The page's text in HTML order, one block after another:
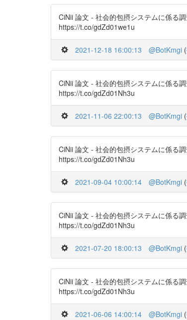
CiNii 論文 - 社会的包摂システムに係る
https://t.co/gdZd01we1u
2021-12-18 16:00:13 @BotKmgi (
CiNii 論文 - 社会的包摂システムに係る
https://t.co/gdZd01Nh3u
2021-11-06 22:00:13 @BotKmgi (
CiNii 論文 - 社会的包摂システムに係る
https://t.co/gdZd01Nh3u
2021-09-04 10:00:14 @BotKmgi (
CiNii 論文 - 社会的包摂システムに係る
https://t.co/gdZd01Nh3u
2021-07-20 18:00:13 @BotKmgi (
CiNii 論文 - 社会的包摂システムに係る
https://t.co/gdZd01Nh3u
2021-06-06 14:00:14 @BotKmgi (